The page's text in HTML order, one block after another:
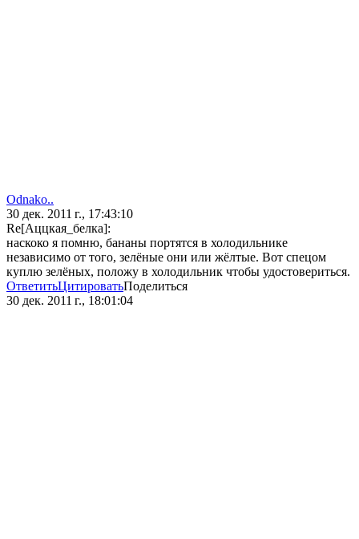
Odnako..
30 дек. 2011 г., 17:43:10
Re[Аццкая_белка]:
наскоко я помню, бананы портятся в холодильнике
независимо от того, зелёные они или жёлтые. Вот спецом
куплю зелёных, положу в холодильник чтобы удостовериться.
ОтветитьЦитироватьПоделиться
30 дек. 2011 г., 18:01:04